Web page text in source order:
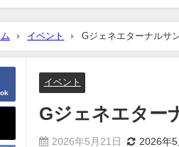
イベント Gジェネエターナルサ
イベント
Gジェネエター
2026年5月21日 2026年5